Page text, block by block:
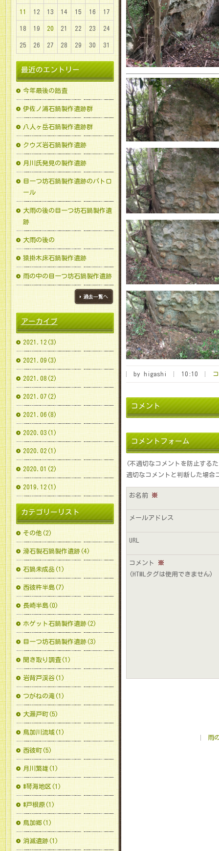
by higashi 10:10
コメント
コメントフォーム
(不適切なコメントを防止する
適切なコメントと判断した場合
お名前 ※
メールアドレス
URL
コメント
※
(HTMLタグは使用できません)
雨
11 12 13 14 15 16 17
18 19 20 21 22 23 24
25 26 27 28 29 30 31
最近のエントリー
今年最後の踏査
伊佐ノ浦石鍋製作遺跡群
八人ヶ岳石鍋製作遺跡群
クウズ岩石鍋製作遺跡
月川氏発見の製作遺跡
目一つ坊石鍋製作遺跡のパトロ
ール
大雨の後の目一つ坊石鍋製作遺
跡
大雨の後の
猿掛木床石鍋製作遺跡
雨の中の目一つ坊石鍋製作遺跡
ブログ一覧へ
アーカイブ
2021.12(3)
2021.09(3)
2021.08(2)
2021.07(2)
2021.06(8)
2020.03(1)
2020.02(1)
2020.01(2)
2019.12(1)
カテゴリーリスト
その他(2)
滑石製石鍋製作遺跡(4)
石鍋未成品(1)
西彼杵半島(7)
長崎半島(0)
ホゲット石鍋製作遺跡(2)
目一つ坊石鍋製作遺跡(3)
聞き取り調査(1)
岩背戸渓谷(1)
つがねの滝(1)
大瀬戸町(5)
鳥加川流域(1)
西彼町(5)
月川繁雄(1)
#琴海地区(1)
#戸根原(1)
鳥加郷(1)
消滅遺跡(1)